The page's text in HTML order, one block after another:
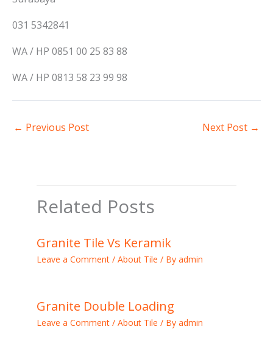
031 5342841
WA / HP 0851 00 25 83 88
WA / HP 0813 58 23 99 98
← Previous Post Next Post →
Related Posts
Granite Tile Vs Keramik
Leave a Comment / About Tile / By admin
Granite Double Loading
Leave a Comment / About Tile / By admin